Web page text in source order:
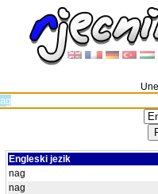
Engleski jezik
nag
nag